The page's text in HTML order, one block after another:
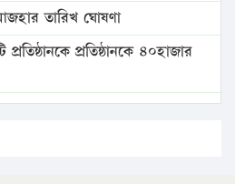
তারিখ ঘোষণা
প্রতিষ্ঠানকে ৪০হাজার